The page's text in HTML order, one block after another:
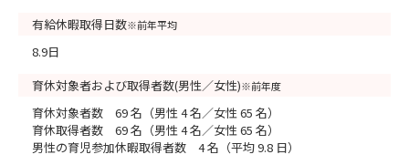
有給休暇取得日数※前年平均
8.9日
育休対象者および取得者数(男性／女性)※前年度
育休対象者数 69 名（男性 4 名／女性 65 名）
育休取得者数 69 名（男性 4 名／女性 65 名）
男性の育児参加休暇取得者数 4 名（平均 9.8 日）